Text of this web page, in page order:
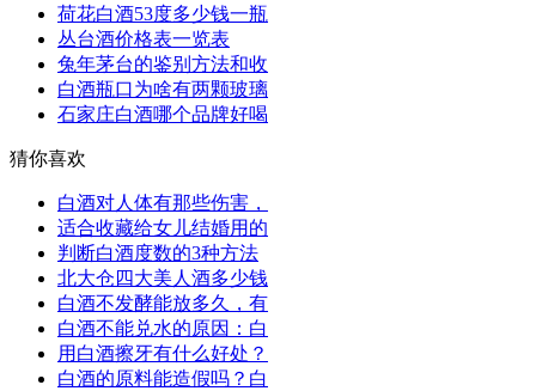
荷花白酒53度多少钱一瓶
丛台酒价格表一览表
兔年茅台的鉴别方法和收
白酒瓶口为啥有两颗玻璃
石家庄白酒哪个品牌好喝
猜你喜欢
白酒对人体有那些伤害，
适合收藏给女儿结婚用的
判断白酒度数的3种方法
北大仓四大美人酒多少钱
白酒不发酵能放多久，有
白酒不能兑水的原因：白
用白酒擦牙有什么好处？
白酒的原料能造假吗？白